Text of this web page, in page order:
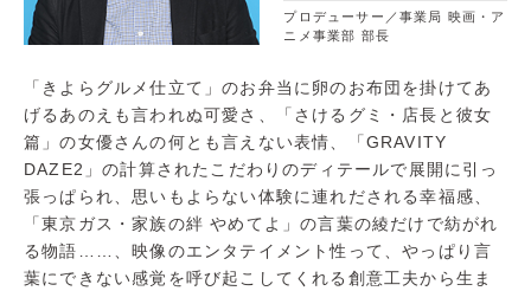
プロデューサー／事業局 映画・ア
ニメ事業部 部長
「きよらグルメ仕立て」のお弁当に卵のお布団を掛けてあ
げるあのえも言われぬ可愛さ、「さけるグミ・店長と彼女
篇」の女優さんの何とも言えない表情、「GRAVITY
DAZE2」の計算されたこだわりのディテールで展開に引っ
張っぱられ、思いもよらない体験に連れだされる幸福感、
「東京ガス・家族の絆 やめてよ」の言葉の綾だけで紡がれ
る物語……、映像のエンタテイメント性って、やっぱり言
葉にできない感覚を呼び起こしてくれる創意工夫から生ま